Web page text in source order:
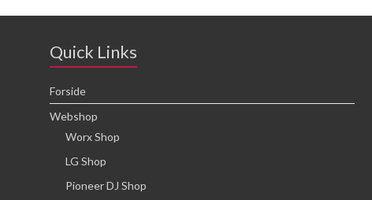
Quick Links
Forside
Webshop
Worx Shop
LG Shop
Pioneer DJ Shop